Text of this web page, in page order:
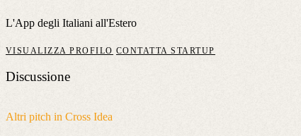
L'App degli Italiani all'Estero
VISUALIZZA PROFILO CONTATTA STARTUP
Discussione
Altri pitch in Cross Idea